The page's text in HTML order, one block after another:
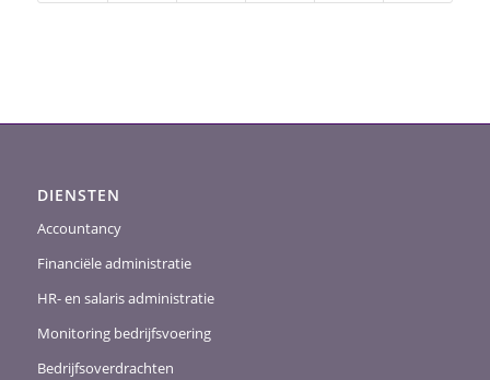
DIENSTEN
Accountancy
Financiële administratie
HR- en salaris administratie
Monitoring bedrijfsvoering
Bedrijfsoverdrachten